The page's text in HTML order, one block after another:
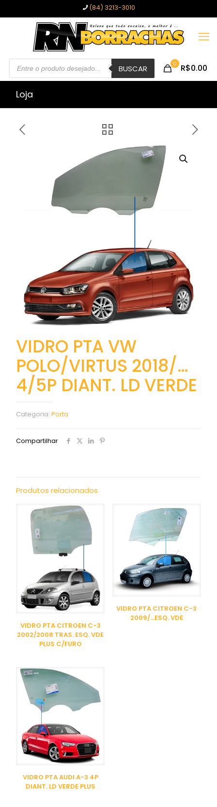
(84) 3213-3010
Pesquisar
produtos BUSCAR 0 R$0.00
Loja
VIDRO PTA VW
POLO/VIRTUS 2018/…
4/5P DIANT. LD VERDE
Categoria: Porta
Compartilhar
Produtos relacionados
VIDRO PTA CITROEN C-3
2002/2008 TRAS. ESQ. VDE
PLUS C/FURO
VIDRO PTA CITROEN C-3
2009/…ESQ. VDE
VIDRO PTA AUDI A-3 4P
DIANT. LD VERDE PLUS